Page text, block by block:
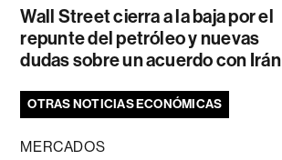
Wall Street cierra a la baja por el
repunte del petróleo y nuevas
dudas sobre un acuerdo con Irán
OTRAS NOTICIAS ECONÓMICAS
MERCADOS